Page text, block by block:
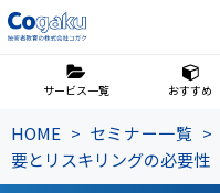
サービス一覧 おすすめ
HOME セミナー一覧
要とリスキリングの必要性